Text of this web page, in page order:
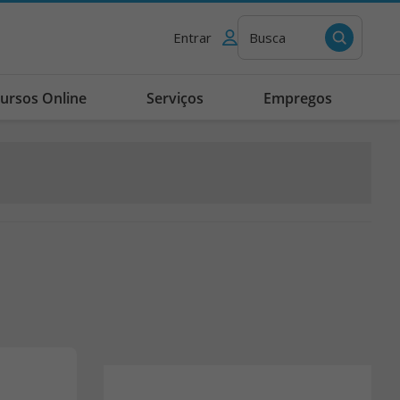
Entrar Busca
Online Serviços Empregos